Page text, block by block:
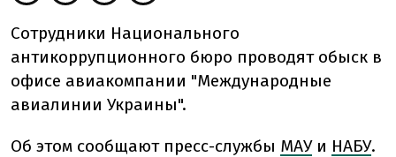
Сотрудники Национального
антикоррупционного бюро проводят обыск в
офисе авиакомпании "Международные
авиалинии Украины".
Об этом сообщают пресс-службы МАУи НАБУ.